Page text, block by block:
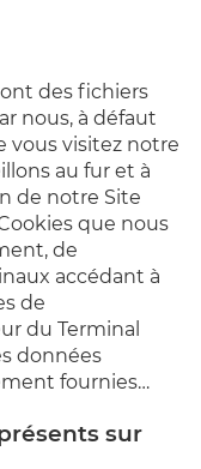
des fichiers
nous, à défaut
vous visitez notre
au fur et à
de notre Site
que nous
de
accédant à
de
du Terminal
données
fournies…
sur